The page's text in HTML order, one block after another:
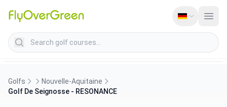
Search golf courses
Golfs
Nouvelle-Aquitaine
Golf De Seignosse - RESONANCE